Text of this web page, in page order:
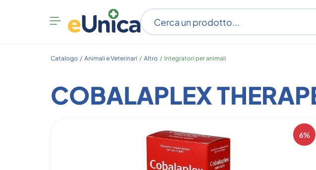
Apri
menu
Catalogo / Animali e Veterinari / Altro / Integratori per animali
COBALAPLEX
6%